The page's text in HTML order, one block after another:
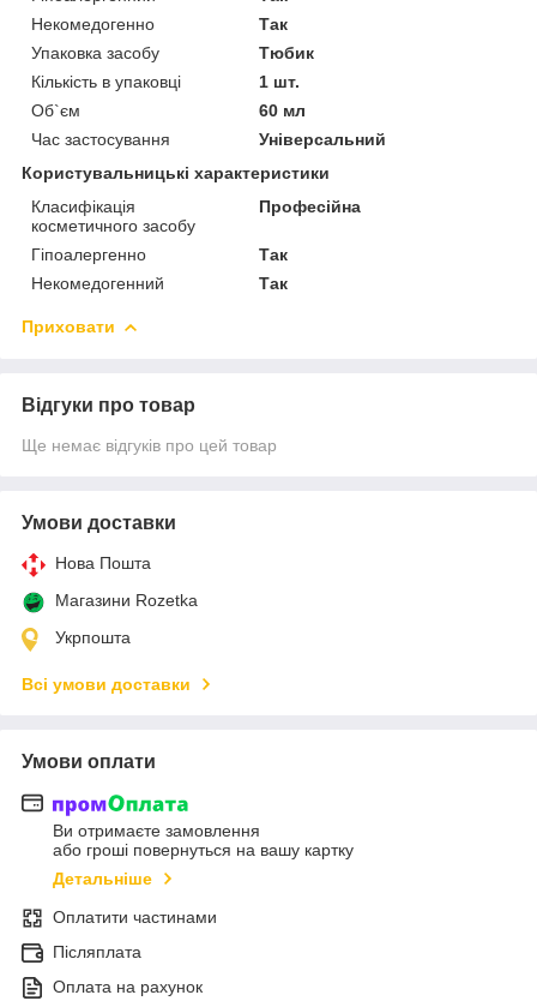
Некомедогенно
Так
Упаковка засобу
Тюбик
Кількість в упаковці
1 шт.
Об`єм
60 мл
Час застосування
Універсальний
Користувальницькі характеристики
Класифікація
косметичного засобу
Професійна
Гіпоалергенно
Так
Некомедогенний
Так
Приховати
Відгуки про товар
Ще немає відгуків про цей товар
Умови доставки
Нова Пошта
Магазини Rozetka
Укрпошта
Всі умови доставки
Умови оплати
Ви отримаєте замовлення
або гроші повернуться на вашу картку
Детальніше
Оплатити частинами
Післяплата
Оплата на рахунок